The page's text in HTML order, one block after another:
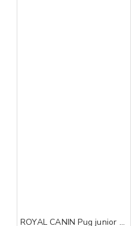
ROYAL CANIN Pug junior 1,5kg